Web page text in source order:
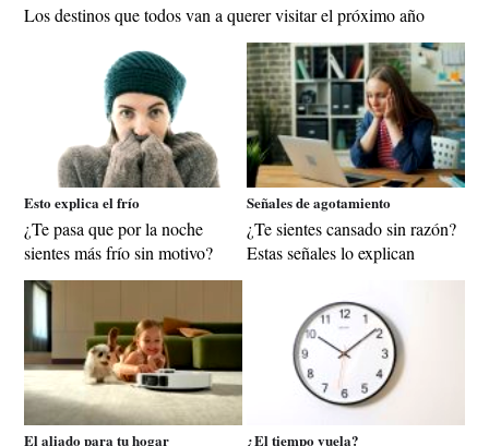
Los destinos que todos van a querer visitar el próximo año
Esto explica el frío
¿Te pasa que por la noche
sientes más frío sin motivo?
Señales de agotamiento
¿Te sientes cansado sin razón?
Estas señales lo explican
El aliado para tu hogar ¿El tiempo vuela?